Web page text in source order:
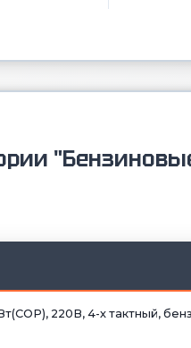
220В, 4-х тактный,